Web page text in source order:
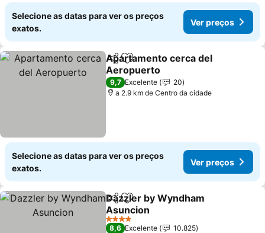
Selecione as datas para ver os preços
exatos.
Ver preços
PartilharAdicionar aos favoritos
Apartamento cerca del
Aeropuerto
9,7 Excelente
20
a 2.9 km de Centro da cidade
Selecione as datas para ver os preços
exatos.
Ver preços
PartilharAdicionar aos favoritos
Dazzler by Wyndham
Asuncion
4 Estrelas
8,6 Excelente
10.825